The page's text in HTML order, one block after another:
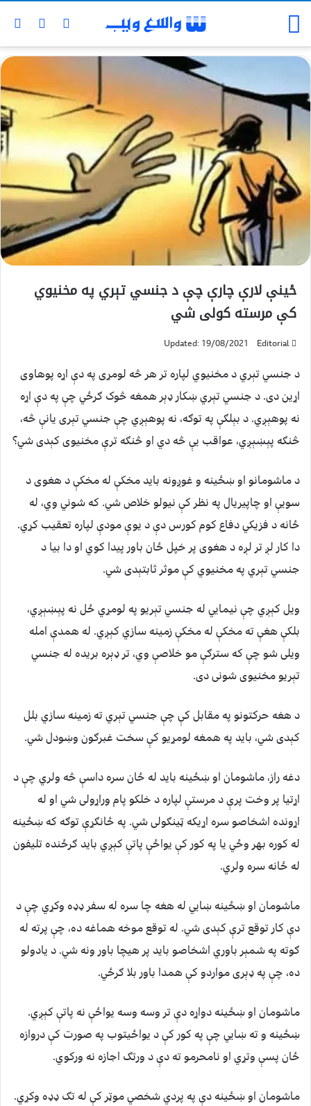
ځینې لارې چارې چې د جنسي تېري په مخنیوي
کې مرسته کولی شي
Editorial
Updated: 19/08/2021
د جنسي تېري د مخنیوي لپاره تر هر څه لومړی په دې اړه پوهاوی
اړین دی. د جنسي تېري ښکار ډېر همغه څوک ګرځي چې په دې اړه
نه پوهېږي. د بېلګې په توګه، نه پوهېږي چې جنسي تېری یانې څه،
څنګه پېښېږي، عواقب یې څه دي او څنګه ترې مخنیوی کېدی شي؟
د ماشومانو او ښځینه و غوږونه باید مخکې له مخکې د هغوی د
سویې او چاپيریال په نظر کې نیولو خلاص شي. که شوني وي، له
ځانه د فزیکي دفاع کوم کورس دې د یوې مودې لپاره تعقیب کړي.
دا کار لږ تر لږه د هغوی پر خپل ځان باور پیدا کوي او دا بیا د
جنسي تېري په مخنیوي کې موثر ثابتېدی شي.
ویل کېږي چې نیمایي له جنسي تېریو په لومړي ځل نه پېښېږي،
بلکې هغې ته مخکې له مخکې زمینه سازي کېږي. له همدې امله
ویلی شو چې که سترګې مو خلاصې وي، تر ډېره بریده له جنسي
تېریو مخنیوی شونی دی.
د هغه حرکتونو په مقابل کې چې جنسي تېري ته زمینه سازي بلل
کېدی شي، باید په همغه لومړیو کې سخت غبرګون وښودل شي.
دغه راز، ماشومان او ښځینه باید له ځان سره داسې څه ولري چې د
اړتیا پر وخت پرې د مرستې لپاره د خلکو پام وراړولی شي او له
اړونده اشخاصو سره اړیکه ټینګولی شي. په ځانګړې توګه که ښځینه
له کوره بهر وځي یا په کور کې یواځې پاتې کېږي باید ګرځنده تلیفون
له ځانه سره ولري.
ماشومان او ښځینه ښایي له هغه چا سره له سفر ډډه وکړي چې د
دې کار توقع ترې کېدی شي. له توقع موخه هماغه ده، چې پرته له
ګوته په شمېر باوري اشخاصو باید پر هیچا باور ونه شي. د یادولو
ده، چې په ډېری مواردو کې همدا باور بلا ګرځي.
ماشومان او ښځینه دواړه دې تر وسه وسه یواځې نه پاتې کېږي.
ښځینه و ته ښایي چې په کور کې د یواځیتوب په صورت کې دروازه
ځان پسې وتړي او نامحرمو ته دې د ورتګ اجازه نه ورکوي.
ماشومان او ښځینه دې په پردي شخصي موټر کې له تګ ډډه وکړي.